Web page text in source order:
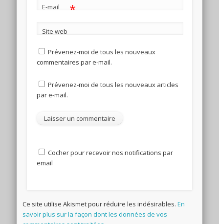
E-mail *
Site web
Prévenez-moi de tous les nouveaux
commentaires par e-mail.
Prévenez-moi de tous les nouveaux articles
par e-mail.
Cocher pour recevoir nos notifications par
email
Ce site utilise Akismet pour réduire les indésirables.En
savoir plus sur la façon dont les données de vos